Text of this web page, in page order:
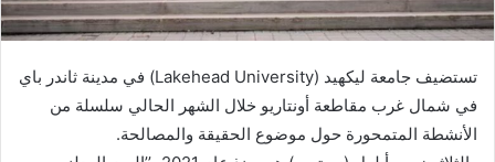
تستضيف جامعة ليكهيد (Lakehead University) في مدينة ثاندر باي
في شمال غرب مقاطعة أونتاريو خلال الشهر الحالي سلسلة من
الأنشطة المتمحورة حول موضوع الحقيقة والمصالحة.